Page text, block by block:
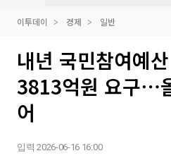
이투데이 경제 일반
내년 국민참여예
3813억원 요구⋯
어
입력 2026-06-16 16:00